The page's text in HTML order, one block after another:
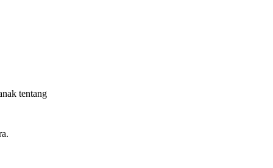
tentang